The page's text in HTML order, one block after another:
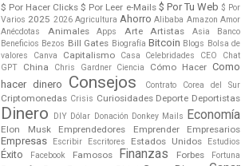
$ Por Hacer Clicks $ Por Leer e-Mails $ Por Tu Web $ Por
Varios 2025 2026 Agricultura Ahorro Alibaba Amazon Amor
Anécdotas
Animales Apps Arte Artistas Asia
Banco
Beneficios Bezos Bill Gates Biografía Bitcoin Blogs Bolsa de
valores
Canva Capitalismo Casa Celebridades CEO
Chat
GPT
China Chris Gardner Ciencia Cómo Hacer Como
hacer dinero
Consejos Contrato Corea del Sur
Criptomonedas Crisis Curiosidades Deporte Deportistas
Dinero DIY Dólar Donación Donkey Mails Economía
Elon Musk Emprendedores Emprender Empresarios
Empresas Escribir Escritores Estados Unidos Estudios
Éxito Facebook Famosos Finanzas Forbes
Fortuna